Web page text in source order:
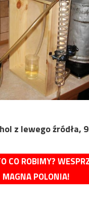
z lewego źródła,
CO ROBIMY?
MAGNA POLONIA!